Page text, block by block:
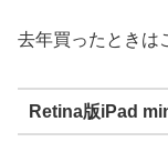
去年買ったときは
Retina版iPad